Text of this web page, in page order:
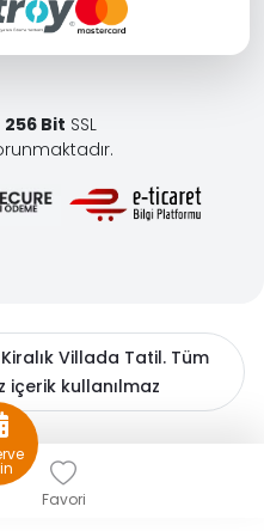
256 Bit SSL
Villada Tatil. Tüm
içerik kullanılmaz
Favori
için çerezler
çerez politikamızı
metnimizi inceleyin.